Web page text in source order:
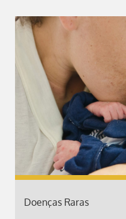
Doenças Raras